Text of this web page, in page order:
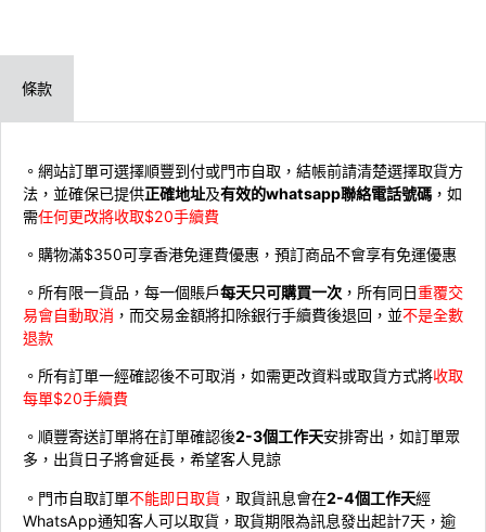
條款
。網站訂單可選擇順豐到付或門市自取，結帳前請清楚選擇取貨方
法，並確保已提供正確地址及有效的whatsapp聯絡電話號碼 ，如
需任何更改將收取$20手續費
。購物滿$350可享香港免運費優惠，預訂商品不會享有免運優惠
。所有限一貨品，每一個賬戶每天只可購買一次 ，所有同日重覆交
易會自動取消 ，而交易金額將扣除銀行手續費後退回，並不是全數
退款
。所有訂單一經確認後不可取消，如需更改資料或取貨方式將收取
每單$20手續費
。順豐寄送訂單將在訂單確認後2-3個工作天安排寄出，如訂單眾
多，出貨日子將會延長，希望客人見諒
。門市自取訂單不能即日取貨 ，取貨訊息會在2-4個工作天經
WhatsApp通知客人可以取貨，取貨期限為訊息發出起計7天，逾